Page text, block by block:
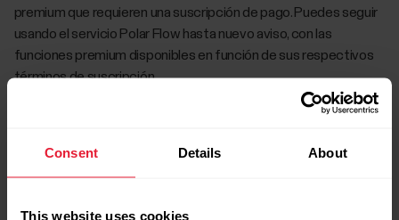
Consent Details About
This website uses cookies
premium que requieren una suscripción de pago. Puedes seguir
usando el servicio Polar Flow hasta nuevo aviso, con las
funciones premium disponibles en función de sus respectivos
términos de suscripción.
Para descargar tus datos, visita account.polar.com e inicia